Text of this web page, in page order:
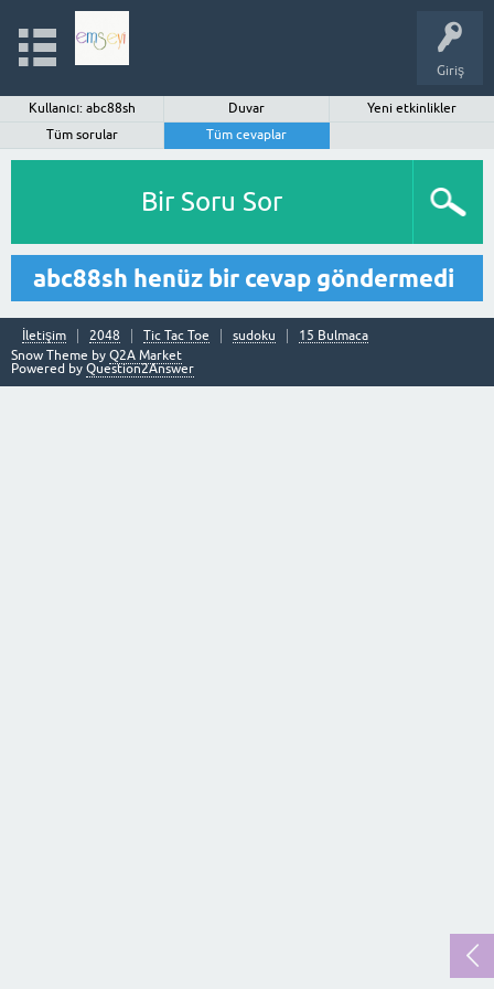
Giriş
Kullanıcı: abc88sh Duvar
Yeni etkinlikler
Tüm sorular
Tüm cevaplar
Bir Soru Sor
abc88sh henüz bir cevap göndermedi
İletişim 2048 Tic Tac Toe sudoku
15 Bulmaca
Snow Theme by Q2A Market
Powered by Question2Answer